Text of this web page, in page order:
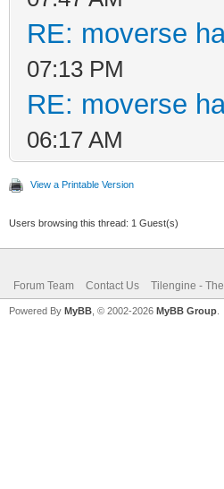
RE: moverse
07:13 PM
RE: moverse
06:17 AM
View a Printable Version
Users browsing this thread: 1 Guest(s)
Forum Team Contact Us Tilengine -
Powered By MyBB , © 2002-2026 MyBB Group